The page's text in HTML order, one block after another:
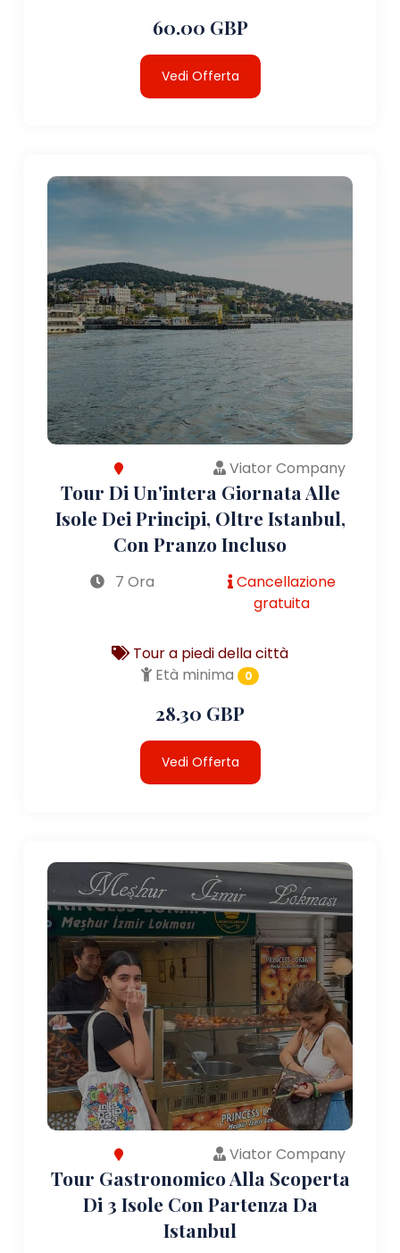
60.00 GBP
Vedi Offerta
Viator Company
Tour Di Un'intera Giornata Alle
Isole Dei Principi, Oltre Istanbul,
Con Pranzo Incluso
7 Ora
Cancellazione
gratuita
Tour a piedi della città
Età minima
0
28.30 GBP
Vedi Offerta
Viator Company
Tour Gastronomico Alla Scoperta
Di 3 Isole Con Partenza Da
Istanbul